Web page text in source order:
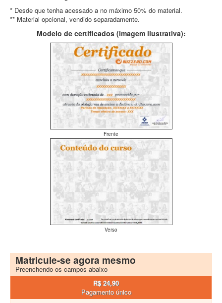
* Desde que tenha acessado a no máximo 50% do material.
** Material opcional, vendido separadamente.
Modelo de certificados (imagem ilustrativa):
Frente
Verso
Matricule-se agora mesmo
Preenchendo os campos abaixo
R$ 24,90
Pagamento único